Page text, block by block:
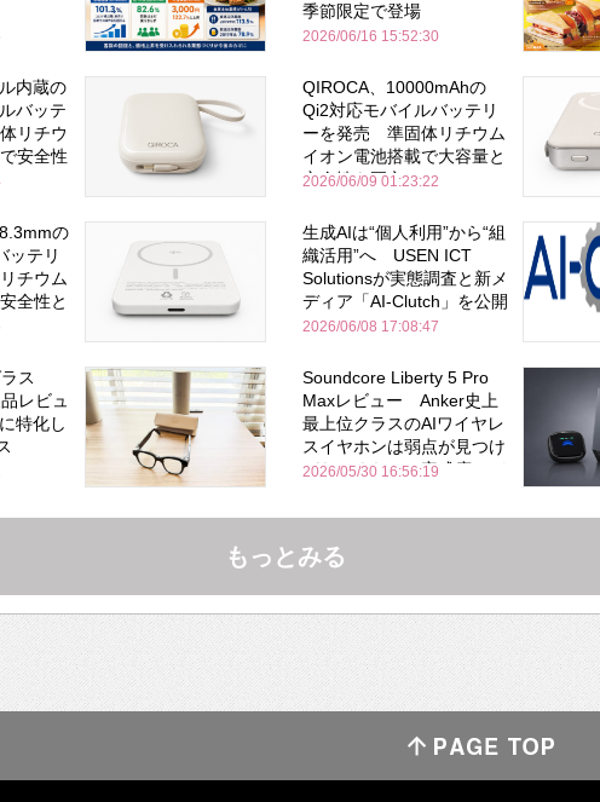
季節限定で登場
2026/06/16 15:52:30
内蔵の
バッテ
リチウ
安全性
QIROCA、10000mAhの
Qi2対応モバイルバッテリ
ーを発売 準固体リチウム
イオン電池搭載で大容量と
安全性を両立
2026/06/09 01:23:22
の
ッテリ
チウム
全性と
生成AIは“個人利用”から“組
織活用”へ USEN ICT
Solutionsが実態調査と新メ
ディア「AI-Clutch」を公開
2026/06/08 17:08:47
ス
レビュ
特化し
Soundcore Liberty 5 Pro
Maxレビュー Anker史上
最上位クラスのAIワイヤレ
スイヤホンは弱点が見つけ
づらいくらいの完成度にび
Bose並み
2026/05/30 16:56:19
もっとみる